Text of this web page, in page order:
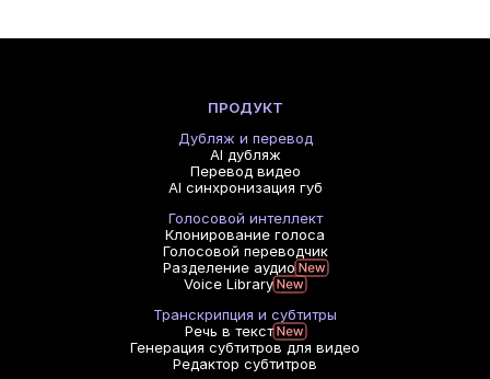
ПРОДУКТ
Дубляж и перевод
AI дубляж
Перевод видео
AI синхронизация губ
Голосовой интеллект
Клонирование голоса
Голосовой переводчик
Разделение аудио
Voice Library
Транскрипция и субтитры
Речь в текст
Генерация субтитров для видео
Редактор субтитров